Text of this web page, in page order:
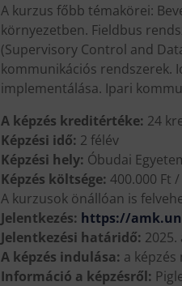
A kurzus főbb témakörei:
környezetben. Fieldbus
(Supervisory Control and
kommunikációs rendszerek.
implementálása. Ipari
A képzés kreditértéke: 24
Képzési idő: 2 félév
Képzési hely: Óbudai
Képzés költsége: 400.000 Ft
A kurzusok önállóan is
Jelentkezés: https://
Jelentkezési határidő: 2025.
A képzés indulása: a
Információ a képzésről: